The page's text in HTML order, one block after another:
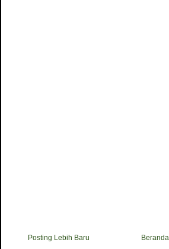
Posting Lebih Baru
Beranda